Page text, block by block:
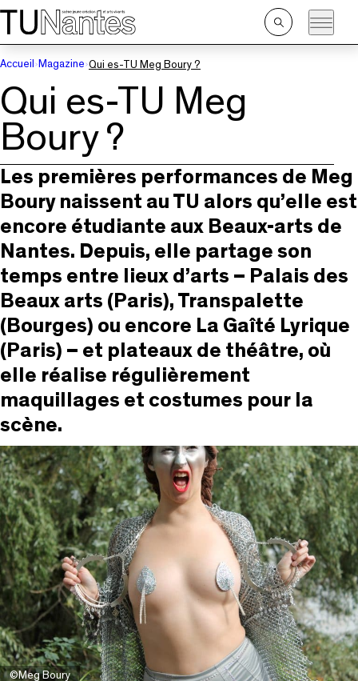
Passer directement à la navigation
Passer directement au contenu principal
Ouvrir
la
Accueil
Magazine Qui es-TU Meg Boury ?
Qui es-TU Meg
Boury ?
Les premières performances de Meg
Boury naissent au TU alors qu’elle est
encore étudiante aux Beaux-arts de
Nantes. Depuis, elle partage son
temps entre lieux d’arts – Palais des
Beaux arts (Paris), Transpalette
(Bourges) ou encore La Gaîté Lyrique
(Paris) – et plateaux de théâtre, où
elle réalise régulièrement
maquillages et costumes pour la
scène.
©Meg Boury